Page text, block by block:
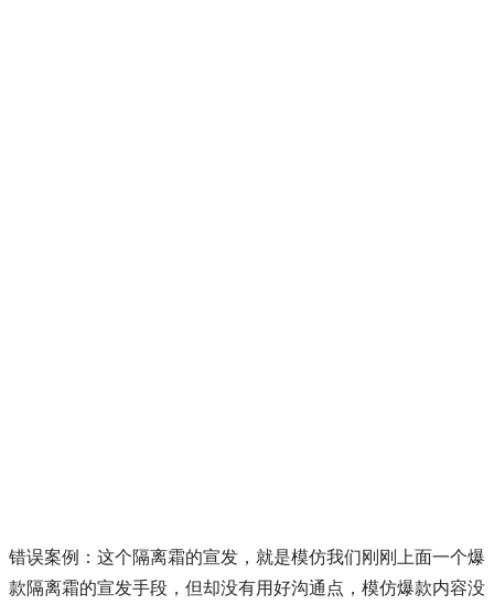
错误案例：这个隔离霜的宣发，就是模仿我们刚刚上面一个爆
款隔离霜的宣发手段，但却没有用好沟通点，模仿爆款内容没